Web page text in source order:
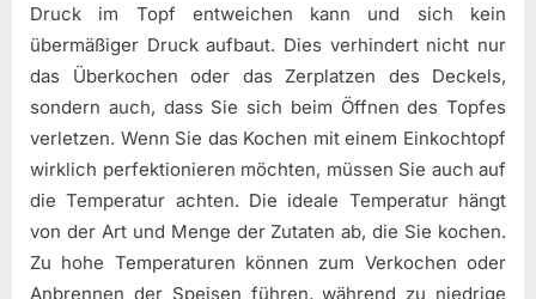
Druck im Topf entweichen kann und sich kein
übermäßiger Druck aufbaut. Dies verhindert nicht nur
das Überkochen oder das Zerplatzen des Deckels,
sondern auch, dass Sie sich beim Öffnen des Topfes
verletzen. Wenn Sie das Kochen mit einem Einkochtopf
wirklich perfektionieren möchten, müssen Sie auch auf
die Temperatur achten. Die ideale Temperatur hängt
von der Art und Menge der Zutaten ab, die Sie kochen.
Zu hohe Temperaturen können zum Verkochen oder
Anbrennen der Speisen führen, während zu niedrige